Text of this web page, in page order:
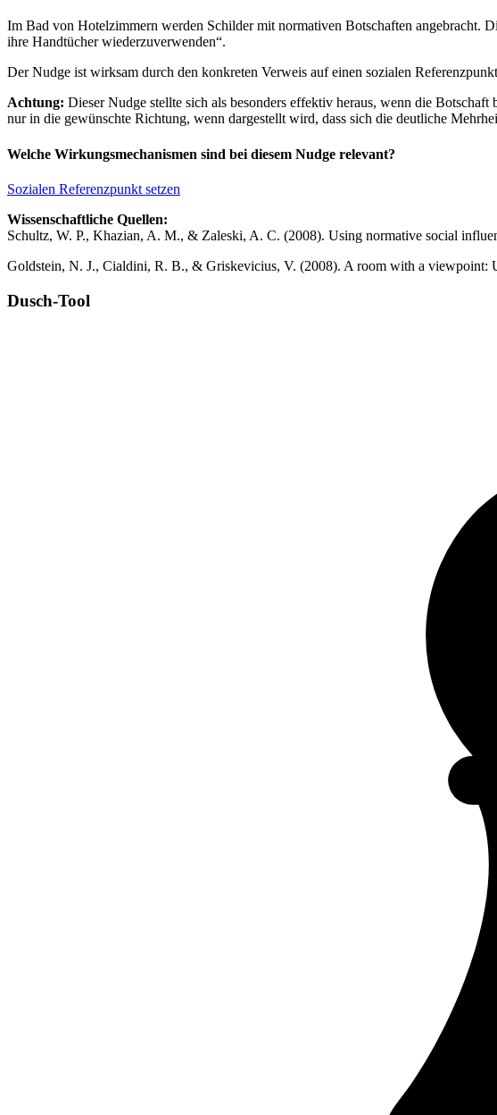
Im Bad von Hotelzimmern werden Schilder mit normativen Botschaften angebracht.
ihre Handtücher wiederzuverwenden“.
Der Nudge ist wirksam durch den konkreten Verweis auf einen sozialen
Achtung: Dieser Nudge stellte sich als besonders effektiv heraus, wenn die
nur in die gewünschte Richtung, wenn dargestellt wird, dass sich die deutliche
Welche Wirkungsmechanismen sind bei diesem Nudge relevant?
Sozialen Referenzpunkt setzen
Wissenschaftliche Quellen:
Schultz, W. P., Khazian, A. M., & Zaleski, A. C. (2008). Using normative social
Goldstein, N. J., Cialdini, R. B., & Griskevicius, V. (2008). A room with a viewpoint:
Dusch-Tool